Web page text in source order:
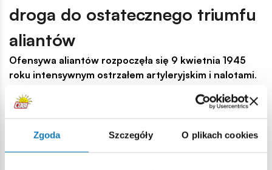
Zgoda Szczegóły O plikach cookies
droga do ostatecznego triumfu
aliantów
Ofensywa aliantów rozpoczęła się 9 kwietnia 1945
roku intensywnym ostrzałem artyleryjskim i nalotami.
Senio, kluczowej przeszkody na drodze do Bolonii. Jako
pierwsza uderzyła 3 Dywizja Strzelców Karpackich,
wspierana przez czołgi i artylerię. Mimo zaciętego oporu